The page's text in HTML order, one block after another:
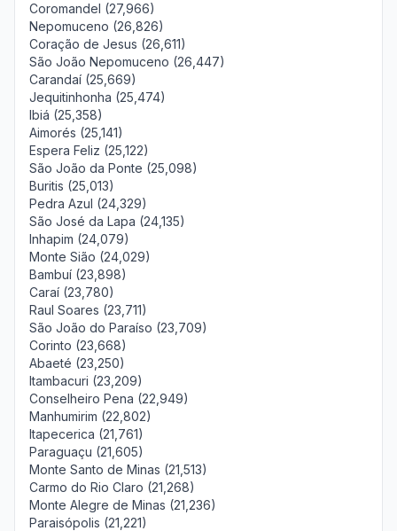
Coromandel (27,966)
Nepomuceno (26,826)
Coração de Jesus (26,611)
São João Nepomuceno (26,447)
Carandaí (25,669)
Jequitinhonha (25,474)
Ibiá (25,358)
Aimorés (25,141)
Espera Feliz (25,122)
São João da Ponte (25,098)
Buritis (25,013)
Pedra Azul (24,329)
São José da Lapa (24,135)
Inhapim (24,079)
Monte Sião (24,029)
Bambuí (23,898)
Caraí (23,780)
Raul Soares (23,711)
São João do Paraíso (23,709)
Corinto (23,668)
Abaeté (23,250)
Itambacuri (23,209)
Conselheiro Pena (22,949)
Manhumirim (22,802)
Itapecerica (21,761)
Paraguaçu (21,605)
Monte Santo de Minas (21,513)
Carmo do Rio Claro (21,268)
Monte Alegre de Minas (21,236)
Paraisópolis (21,221)